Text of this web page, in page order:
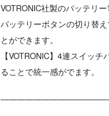
VOTRONIC社製のバッテリ
バッテリーボタンの切り替
とができます。
【VOTRONIC】4連スイッ
ることで統一感がでます。